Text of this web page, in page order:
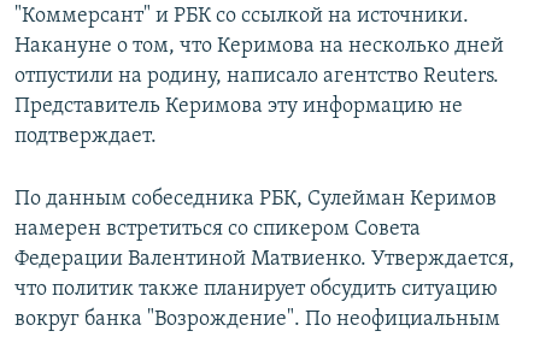
"Коммерсант" и РБК со ссылкой на источники.
Накануне о том, что Керимова на несколько дней
отпустили на родину, написало агентство Reuters.
Представитель Керимова эту информацию не
подтверждает.
По данным собеседника РБК, Сулейман Керимов
намерен встретиться со спикером Совета
Федерации Валентиной Матвиенко. Утверждается,
что политик также планирует обсудить ситуацию
вокруг банка "Возрождение". По неофициальным